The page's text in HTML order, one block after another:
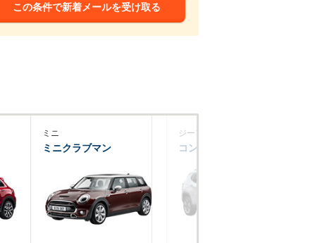
この条件で新着メールを受け取る
ミニ
ミニクラブマン
ジープ
コンパス